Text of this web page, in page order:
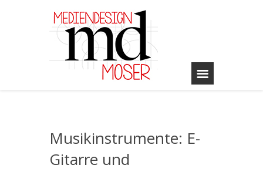
Musikinstrumente: E-
Gitarre und